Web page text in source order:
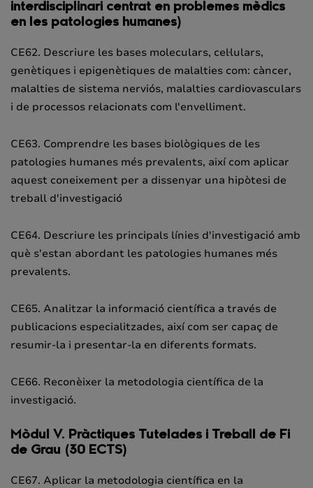
interdisciplinari centrat en problemes mèdics
en les patologies humanes)
CE62. Descriure les bases moleculars, cel·lulars,
genètiques i epigenètiques de malalties com: càncer,
malalties de sistema nerviós, malalties cardiovasculars
i de processos relacionats com l'envelliment.
CE63. Comprendre les bases biològiques de les
patologies humanes més prevalents, així com aplicar
aquest coneixement per a dissenyar una hipòtesi de
treball d'investigació
CE64. Descriure les principals línies d'investigació amb
què s'estan abordant les patologies humanes més
prevalents.
CE65. Analitzar la informació científica a través de
publicacions especialitzades, així com ser capaç de
resumir-la i presentar-la en diferents formats.
CE66. Reconèixer la metodologia científica de la
investigació.
Mòdul V. Pràctiques Tutelades i Treball de Fi
de Grau (30 ECTS)
CE67. Aplicar la metodologia científica en la